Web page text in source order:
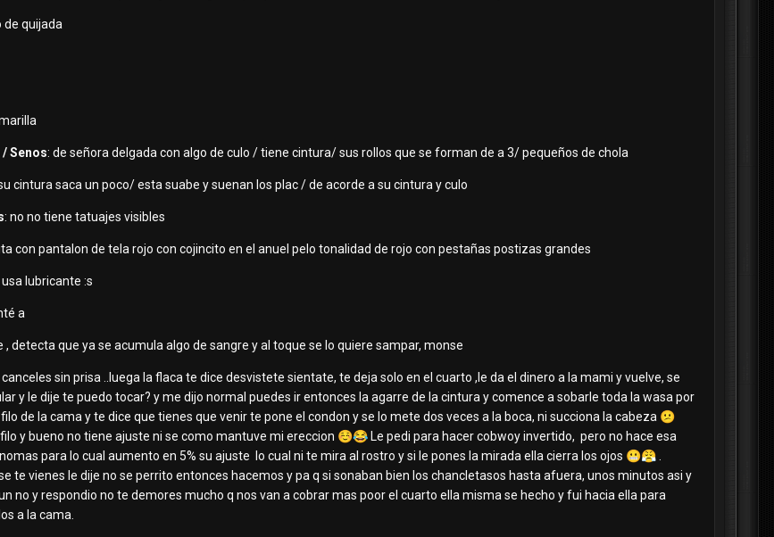
de quijada
Senos: de señora delgada con algo de culo / tiene cintura/ sus rollos que se forman de a 3/ pequeños de chola
cintura saca un poco/ esta suabe y suenan los plac / de acorde a su cintura y culo
: no no tiene tatuajes visibles
con pantalon de tela rojo con cojincito en el anuel pelo tonalidad de rojo con pestañas postizas grandes
lubricante :s
a
, detecta que ya se acumula algo de sangre y al toque se lo quiere sampar, monse
sin prisa ..luega la flaca te dice desvistete sientate, te deja solo en el cuarto ,le da el dinero a la mami y vuelve, se
y le dije te puedo tocar? y me dijo normal puedes ir entonces la agarre de la cintura y comence a sobarle toda la wasa por
de la cama y te dice que tienes que venir te pone el condon y se lo mete dos veces a la boca, ni succiona la cabeza 😕
y bueno no tiene ajuste ni se como mantuve mi ereccion ☺️😂 Le pedi para hacer cobwoy invertido, pero no hace esa
para lo cual aumento en 5% su ajuste lo cual ni te mira al rostro y si le pones la mirada ella cierra los ojos 😬😤.
te vienes le dije no se perrito entonces hacemos y pa q si sonaban bien los chancletasos hasta afuera, unos minutos asi y
no y respondio no te demores mucho q nos van a cobrar mas poor el cuarto ella misma se hecho y fui hacia ella para
a la cama.